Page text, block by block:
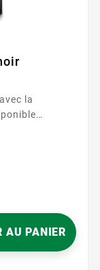
la
cartouche
répondre à
des
AU PANIER